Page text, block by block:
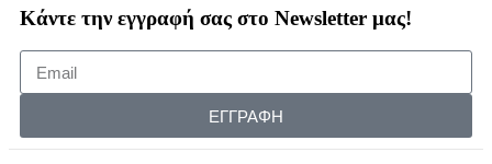
Κάντε την εγγραφή σας στο Newsletter μας!
ΕΓΓΡΑΦΗ